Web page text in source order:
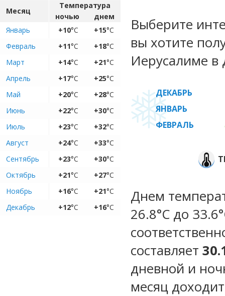
Месяц
Температура
ночью
днем
Январь
+10°C +15°C
Февраль
+11°C +18°C
Март
+14°C +21°C
Апрель
+17°C +25°C
Май
+20°C +28°C
Июнь
+22°C +30°C
Июль
+23°C +32°C
Август
+24°C +33°C
Сентябрь
+23°C +30°C
Октябрь
+21°C +27°C
Ноябрь
+16°C +21°C
Декабрь
+12°C +16°C
Выберите
вы хотите
Иерусалиме в
ДЕКАБРЬ
ЯНВАРЬ
ФЕВРАЛЬ
Днем
26.8°C до
составляет
дневной и
месяц